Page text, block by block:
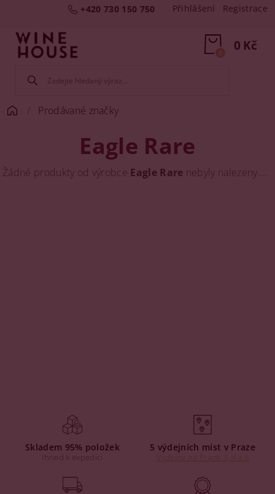
+420 730 150 750 Přihlášení Registrace
0 Kč
0
Prodávané značky
Eagle Rare
Žádné produkty od výrobce Eagle Rare nebyly nalezeny....
Skladem 95% položek
Ihned k expedici
5 výdejních míst v Praze